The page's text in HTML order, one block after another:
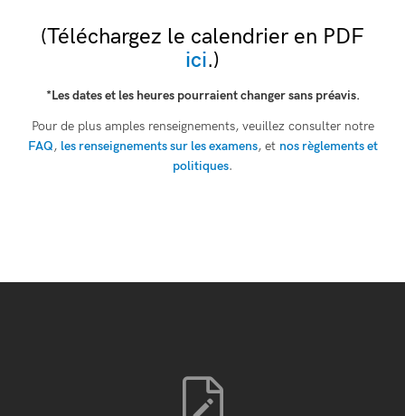
(Téléchargez le calendrier en PDF
ici.)
*Les dates et les heures pourraient changer sans préavis.
Pour de plus amples renseignements, veuillez consulter notre
FAQ, les renseignements sur les examens, et nos règlements et
politiques.